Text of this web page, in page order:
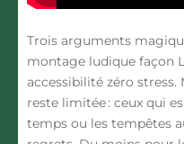
Trois arguments
montage ludique façon
accessibilité zéro stress.
reste limitée : ceux qui
temps ou les tempêtes